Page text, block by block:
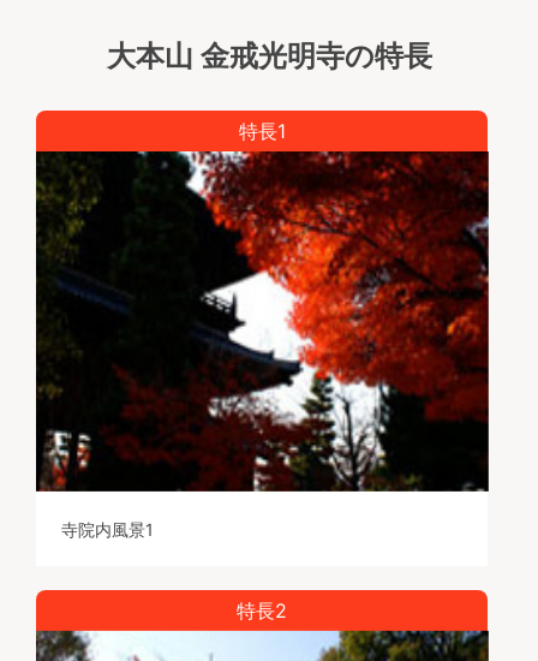
そこは東山連峰を臨む地にあります。
市内にありながら、京都の豊かな自然に囲まれて、
そんなやすらぎの地が誕生しました。
大本山 金戒光明寺の特長
特長1
寺院内風景1
特長2